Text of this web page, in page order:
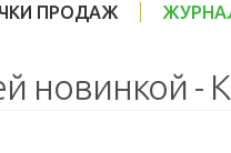
ПРОДАЖ
новинкой -